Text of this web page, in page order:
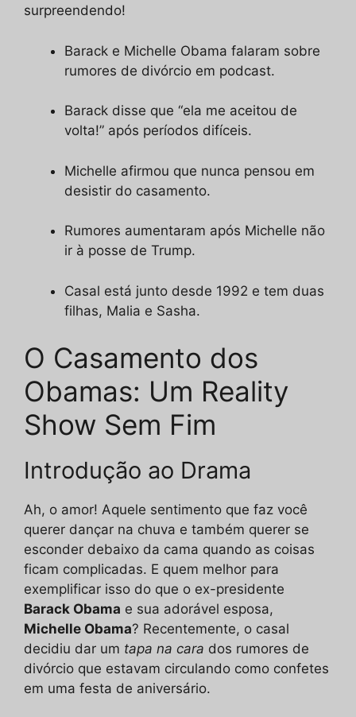
surpreendendo!
Barack e Michelle Obama falaram sobre
rumores de divórcio em podcast.
Barack disse que “ela me aceitou de
volta!” após períodos difíceis.
Michelle afirmou que nunca pensou em
desistir do casamento.
Rumores aumentaram após Michelle não
ir à posse de Trump.
Casal está junto desde 1992 e tem duas
filhas, Malia e Sasha.
O Casamento dos
Obamas: Um Reality
Show Sem Fim
Introdução ao Drama
Ah, o amor! Aquele sentimento que faz você
querer dançar na chuva e também querer se
esconder debaixo da cama quando as coisas
ficam complicadas. E quem melhor para
exemplificar isso do que o ex-presidente
Barack Obama e sua adorável esposa,
Michelle Obama? Recentemente, o casal
decidiu dar um tapa na cara dos rumores de
divórcio que estavam circulando como confetes
em uma festa de aniversário.